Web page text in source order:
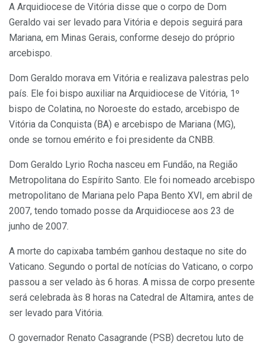
A Arquidiocese de Vitória disse que o corpo de Dom
Geraldo vai ser levado para Vitória e depois seguirá para
Mariana, em Minas Gerais, conforme desejo do próprio
arcebispo.
Dom Geraldo morava em Vitória e realizava palestras pelo
país. Ele foi bispo auxiliar na Arquidiocese de Vitória, 1º
bispo de Colatina, no Noroeste do estado, arcebispo de
Vitória da Conquista (BA) e arcebispo de Mariana (MG),
onde se tornou emérito e foi presidente da CNBB.
Dom Geraldo Lyrio Rocha nasceu em Fundão, na Região
Metropolitana do Espírito Santo. Ele foi nomeado arcebispo
metropolitano de Mariana pelo Papa Bento XVI, em abril de
2007, tendo tomado posse da Arquidiocese aos 23 de
junho de 2007.
A morte do capixaba também ganhou destaque no site do
Vaticano. Segundo o portal de notícias do Vaticano, o corpo
passou a ser velado às 6 horas. A missa de corpo presente
será celebrada às 8 horas na Catedral de Altamira, antes de
ser levado para Vitória.
O governador Renato Casagrande (PSB) decretou luto de